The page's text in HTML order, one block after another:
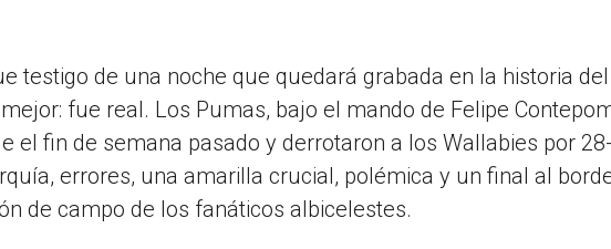
testigo de una noche que quedará grabada en la historia
fue real. Los Pumas, bajo el mando de Felipe
el fin de semana pasado y derrotaron a los Wallabies por
errores, una amarilla crucial, polémica y un final al
de campo de los fanáticos albicelestes.